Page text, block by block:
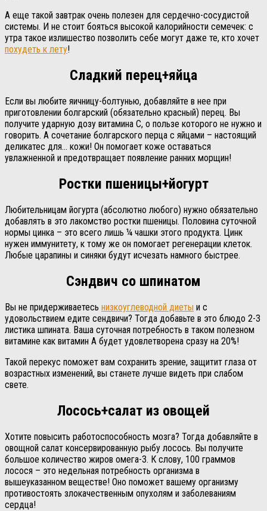
А еще такой завтрак очень полезен для сердечно-сосудистой
системы. И не стоит бояться высокой калорийности семечек: с
утра такое излишество позволить себе могут даже те, кто хочет
похудеть к лету!
Сладкий перец+яйца
Если вы любите яичницу-болтунью, добавляйте в нее при
приготовлении болгарский (обязательно красный) перец. Вы
получите ударную дозу витамина С, о пользе которого не нужно и
говорить. А сочетание болгарского перца с яйцами – настоящий
деликатес для… кожи! Он помогает коже оставаться
увлажненной и предотвращает появление ранних морщин!
Ростки пшеницы+йогурт
Любительницам йогурта (абсолютно любого) нужно обязательно
добавлять в это лакомство ростки пшеницы. Половина суточной
нормы цинка – это всего лишь ¼ чашки этого продукта. Цинк
нужен иммунитету, к тому же он помогает регенерации клеток.
Любые царапины и синяки будут исчезать намного быстрее.
Сэндвич со шпинатом
Вы не придерживаетесь низкоуглеводной диеты и с
удовольствием едите сендвичи? Тогда добавьте в это блюдо 2-3
листика шпината. Ваша суточная потребность в таком полезном
витамине как витамин А будет удовлетворена сразу на 20%!
Такой перекус поможет вам сохранить зрение, защитит глаза от
возрастных изменений, вы станете лучше видеть при слабом
свете.
Лосось+салат из овощей
Хотите повысить работоспособность мозга? Тогда добавляйте в
овощной салат консервированную рыбу лосось. Вы получите
большое количество жиров омега-3. К слову, 100 граммов
лосося – это недельная потребность организма в
вышеуказанном веществе! Оно поможет вашему организму
противостоять злокачественным опухолям и заболеваниям
сердца!